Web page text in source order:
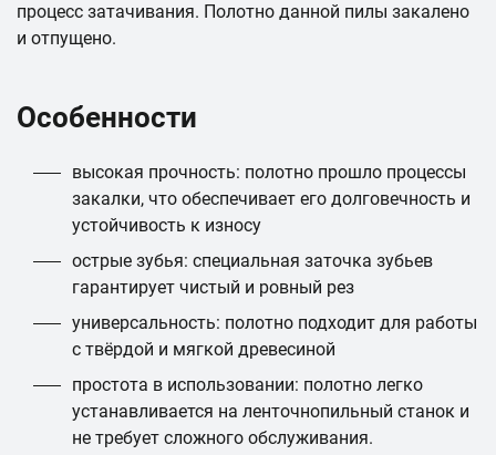
процесс затачивания. Полотно данной пилы закалено
и отпущено.
Особенности
высокая прочность: полотно прошло процессы
закалки, что обеспечивает его долговечность и
устойчивость к износу
острые зубья: специальная заточка зубьев
гарантирует чистый и ровный рез
универсальность: полотно подходит для работы
с твёрдой и мягкой древесиной
простота в использовании: полотно легко
устанавливается на ленточнопильный станок и
не требует сложного обслуживания.